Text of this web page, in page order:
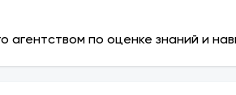
агентством по оценке знаний и